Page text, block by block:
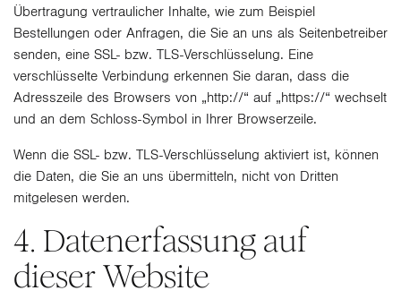
Übertragung vertraulicher Inhalte, wie zum Beispiel
Bestellungen oder Anfragen, die Sie an uns als Seitenbetreiber
senden, eine SSL- bzw. TLS-Verschlüsselung. Eine
verschlüsselte Verbindung erkennen Sie daran, dass die
Adresszeile des Browsers von „http://“ auf „https://“ wechselt
und an dem Schloss-Symbol in Ihrer Browserzeile.
Wenn die SSL- bzw. TLS-Verschlüsselung aktiviert ist, können
die Daten, die Sie an uns übermitteln, nicht von Dritten
mitgelesen werden.
4. Datenerfassung auf
dieser Website